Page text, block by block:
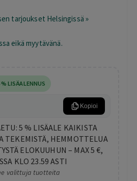
tarjoukset Helsingissä »
eikä myytävänä.
LISÄALENNUS
Kopioi
5 % LISÄALE KAIKISTA
TEKEMISTÄ, HEMMOTTELUA
ELOKUUHUN – MAX 5 €,
KLO 23.59 ASTI
valittuja tuotteita